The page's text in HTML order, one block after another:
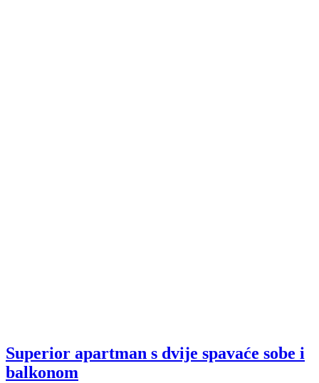
Superior apartman s dvije spavaće sobe i
balkonom